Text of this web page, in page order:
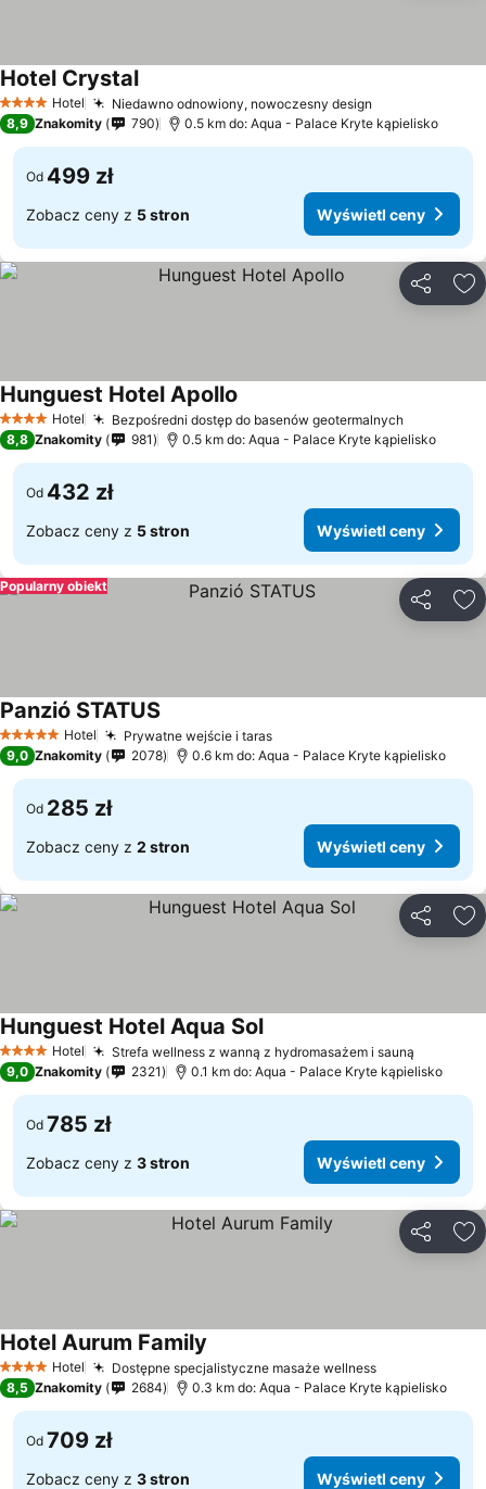
4 KategoriaHotel Niedawno odnowiony, nowoczesny design
Hotel Crystal
8,9 Znakomity 790 0.5 km do: Aqua - Palace Kryte kąpielisko
Od 499 zł
Zobacz ceny z 5 stron Wyświetl ceny
4 KategoriaHotel Bezpośredni dostęp do basenów geotermalnych
Hunguest Hotel Apollo
8,8 Znakomity 981 0.5 km do: Aqua - Palace Kryte kąpielisko
Od 432 zł
Zobacz ceny z 5 stron Wyświetl ceny
Popularny obiekt
5 KategoriaHotel Prywatne wejście i taras
Panzió STATUS
9,0 Znakomity 2078 0.6 km do: Aqua - Palace Kryte kąpielisko
Od 285 zł
Zobacz ceny z 2 stron Wyświetl ceny
4 KategoriaHotel Strefa wellness z wanną z hydromasażem i sauną
Hunguest Hotel Aqua Sol
9,0 Znakomity 2321 0.1 km do: Aqua - Palace Kryte kąpielisko
Od 785 zł
Zobacz ceny z 3 stron Wyświetl ceny
4 KategoriaHotel Dostępne specjalistyczne masaże wellness
Hotel Aurum Family
8,5 Znakomity 2684 0.3 km do: Aqua - Palace Kryte kąpielisko
Od 709 zł
Zobacz ceny z 3 stron Wyświetl ceny